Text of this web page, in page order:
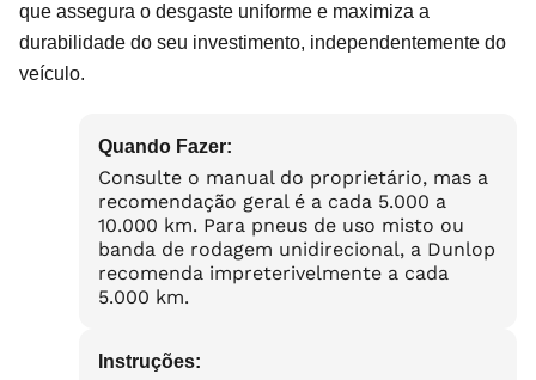
que assegura o desgaste uniforme e maximiza a
durabilidade do seu investimento, independentemente do
veículo.
Quando Fazer:
Consulte o manual do proprietário, mas a
recomendação geral é a cada 5.000 a
10.000 km. Para pneus de uso misto ou
banda de rodagem unidirecional, a Dunlop
recomenda impreterivelmente a cada
5.000 km.
Instruções: